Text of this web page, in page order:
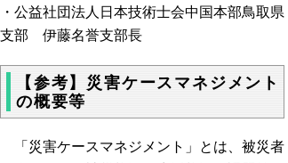
・公益社団法人日本技術士会中国本部鳥取県
支部 伊藤名誉支部長
【参考】災害ケースマネジメント
の概要等
「災害ケースマネジメント」とは、被災者